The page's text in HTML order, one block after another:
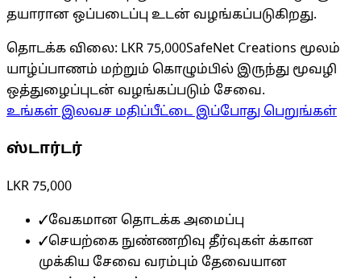
தயாரான ஒப்படைப்பு உடன் வழங்கப்படுகிறது.
தொடக்க விலை: LKR 75,000SafeNet Creations மூலம்
யாழ்ப்பாணம் மற்றும் கொழும்பில் இருந்து மூவழி
ஒத்துழைப்புடன் வழங்கப்படும் சேவை.
உங்கள் இலவச மதிப்பீட்டை இப்போது பெறுங்கள்
ஸ்டார்டர்
LKR 75,000
✓வேகமான தொடக்க அமைப்பு
✓செயற்கை நுண்ணறிவு தீர்வுகள் க்கான
முக்கிய சேவை வரம்பும் தேவையான